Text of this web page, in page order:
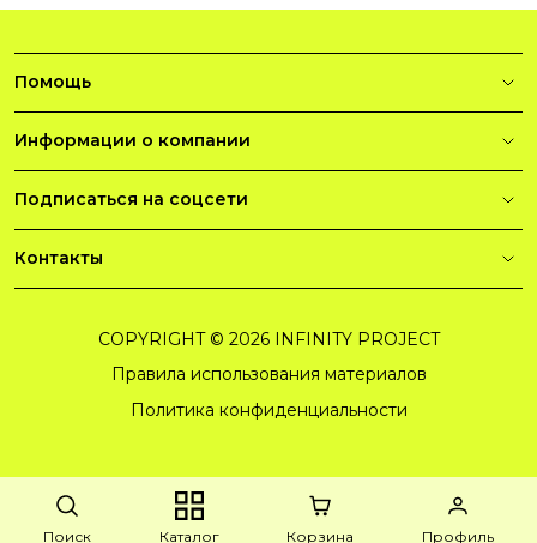
Поиск Каталог Корзина Профиль
Помощь
Информации о компании
Подписаться на соцсети
Контакты
COPYRIGHT © 2026 INFINITY PROJECT
Правила использования материалов
Политика конфиденциальности